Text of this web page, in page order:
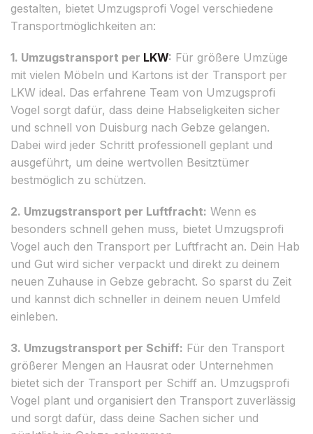
gestalten, bietet Umzugsprofi Vogel verschiedene
Transportmöglichkeiten an:
1. Umzugstransport per LKW: Für größere Umzüge
mit vielen Möbeln und Kartons ist der Transport per
LKW ideal. Das erfahrene Team von Umzugsprofi
Vogel sorgt dafür, dass deine Habseligkeiten sicher
und schnell von Duisburg nach Gebze gelangen.
Dabei wird jeder Schritt professionell geplant und
ausgeführt, um deine wertvollen Besitztümer
bestmöglich zu schützen.
2. Umzugstransport per Luftfracht: Wenn es
besonders schnell gehen muss, bietet Umzugsprofi
Vogel auch den Transport per Luftfracht an. Dein Hab
und Gut wird sicher verpackt und direkt zu deinem
neuen Zuhause in Gebze gebracht. So sparst du Zeit
und kannst dich schneller in deinem neuen Umfeld
einleben.
3. Umzugstransport per Schiff: Für den Transport
größerer Mengen an Hausrat oder Unternehmen
bietet sich der Transport per Schiff an. Umzugsprofi
Vogel plant und organisiert den Transport zuverlässig
und sorgt dafür, dass deine Sachen sicher und